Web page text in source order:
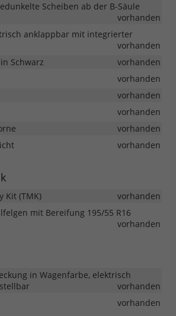
Scheiben ab der B-Säule
vorhanden
anklappbar mit integrierter
vorhanden
Schwarz
vorhanden
vorhanden
vorhanden
vorhanden
vorhanden
vorhanden
Kit (TMK)
vorhanden
mit Bereifung 195/55 R16
vorhanden
in Wagenfarbe, elektrisch
vorhanden
vorhanden